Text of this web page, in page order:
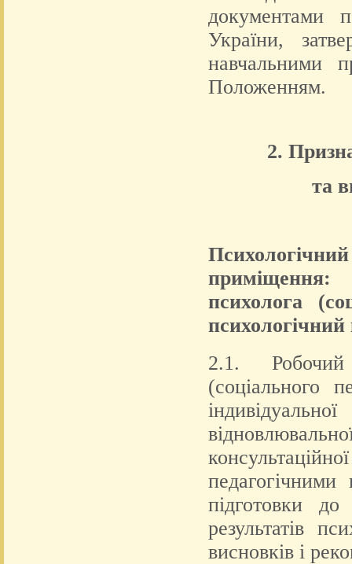
документами
України,
навчальними
Положенням.
2.
та
психолога
психологічний
2.1. Робочий
(соціального
підготовки до
результатів
висновків і